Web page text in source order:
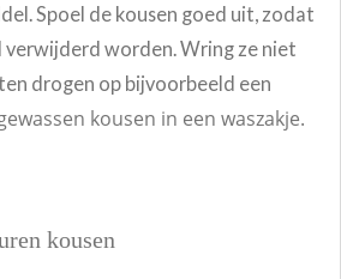
Spoel de kousen goed uit, zodat
verwijderd worden. Wring ze niet
drogen op bijvoorbeeld een
kousen in een waszakje.
kousen